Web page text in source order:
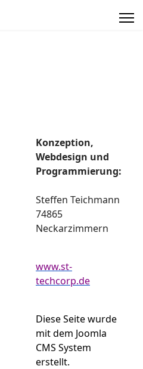
Konzeption,
Webdesign und
Programmierung:
Steffen Teichmann
74865
Neckarzimmern
www.st-
techcorp.de
Diese Seite wurde
mit dem Joomla
CMS System
erstellt.